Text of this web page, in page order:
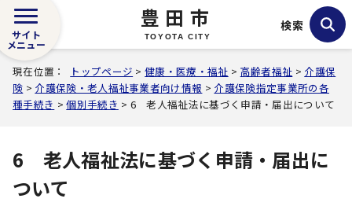
豊田市
TOYOTA CITY
サイト
メニュー
検索
現在位置： トップページ >健康・医療・福祉 > 高齢者福祉 > 介護保
険 > 介護保険・老人福祉事業者向け情報 > 介護保険指定事業所の各
種手続き >個別手続き > 6 老人福祉法に基づく申請・届出について
6 老人福祉法に基づく申請・届出に
ついて